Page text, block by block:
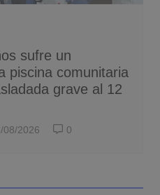
sufre un
piscina comunitaria
grave al 12
08/2026 0